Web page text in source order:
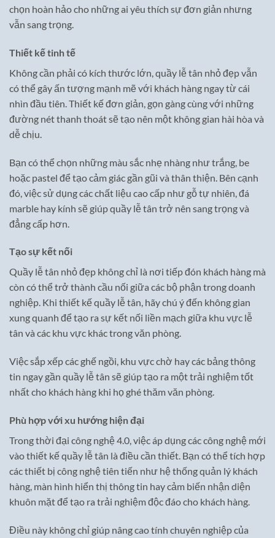
chọn hoàn hảo cho những ai yêu thích sự đơn giản nhưng
vẫn sang trọng.
Thiết kế tinh tế
Không cần phải có kích thước lớn, quầy lễ tân nhỏ đẹp vẫn
có thể gây ấn tượng mạnh mẽ với khách hàng ngay từ cái
nhìn đầu tiên. Thiết kế đơn giản, gọn gàng cùng với những
đường nét thanh thoát sẽ tạo nên một không gian hài hòa và
dễ chịu.
Bạn có thể chọn những màu sắc nhẹ nhàng như trắng, be
hoặc pastel để tạo cảm giác gần gũi và thân thiện. Bên cạnh
đó, việc sử dụng các chất liệu cao cấp như gỗ tự nhiên, đá
marble hay kính sẽ giúp quầy lễ tân trở nên sang trọng và
đẳng cấp hơn.
Tạo sự kết nối
Quầy lễ tân nhỏ đẹp không chỉ là nơi tiếp đón khách hàng mà
còn có thể trở thành cầu nối giữa các bộ phận trong doanh
nghiệp. Khi thiết kế quầy lễ tân, hãy chú ý đến không gian
xung quanh để tạo ra sự kết nối liền mạch giữa khu vực lễ
tân và các khu vực khác trong văn phòng.
Việc sắp xếp các ghế ngồi, khu vực chờ hay các bảng thông
tin ngay gần quầy lễ tân sẽ giúp tạo ra một trải nghiệm tốt
nhất cho khách hàng khi họ ghé thăm văn phòng.
Phù hợp với xu hướng hiện đại
Trong thời đại công nghệ 4.0, việc áp dụng các công nghệ mới
vào thiết kế quầy lễ tân là điều cần thiết. Bạn có thể tích hợp
các thiết bị công nghệ tiên tiến như hệ thống quản lý khách
hàng, màn hình hiển thị thông tin hay cảm biến nhận diện
khuôn mặt để tạo ra trải nghiệm độc đáo cho khách hàng.
Điều này không chỉ giúp nâng cao tính chuyên nghiệp của